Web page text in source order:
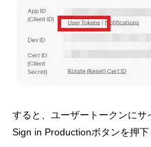
すると、ユーザートークンにサ
Sign in Productionボタンを押下